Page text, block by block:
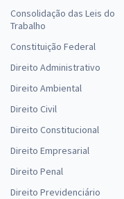
Consolidação das Leis do
Trabalho
Constituição Federal
Direito Administrativo
Direito Ambiental
Direito Civil
Direito Constitucional
Direito Empresarial
Direito Penal
Direito Previdenciário